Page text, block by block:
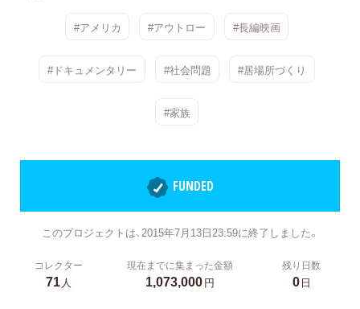
#アメリカ #アウトロー #長編映画
#ドキュメンタリー #社会問題 #居場所づくり
#家族
FUNDED
このプロジェクトは、2015年7月13日23:59に終了しました。
コレクター
71人
現在までに集まった金額
1,073,000円
残り日数
0日